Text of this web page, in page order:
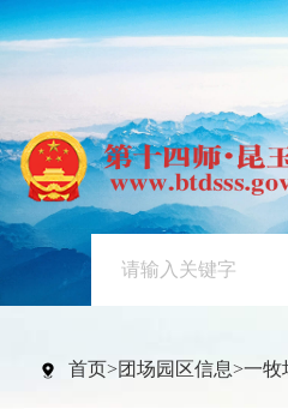
首页>团场园区信息>一牧